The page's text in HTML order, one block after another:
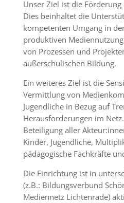
Unser Ziel ist die
Dies beinhaltet die
kompetenten Umgang in
produktiven
von Prozessen und
außerschulischen Bildung.
Ein weiteres Ziel ist die
Vermittlung von
Jugendliche in Bezug auf
Herausforderungen im
Beteiligung aller
Kinder, Jugendliche,
pädagogische Fachkräfte
Die Einrichtung ist in
(z.B.: Bildungsverbund
Mediennetz Lichtenrade)